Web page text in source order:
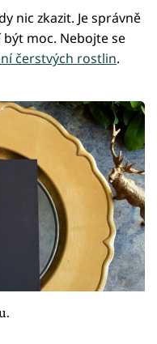
nic zkazit. Je správně
moc. Nebojte se
čerstvých rostlin.